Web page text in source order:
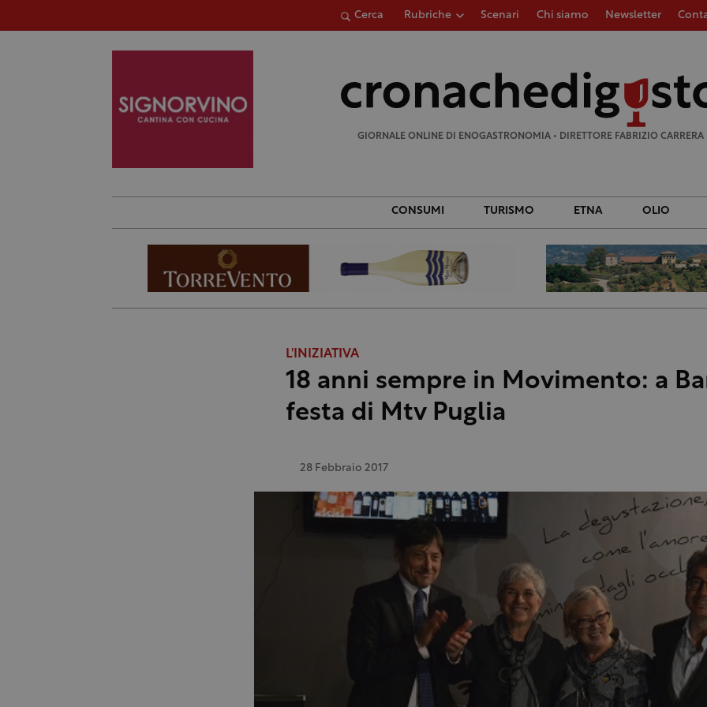
Cerca Rubriche Scenari Chi siamo Newsletter
GIORNALE ONLINE DI ENOGASTRONOMIA • DIRETTORE FABRIZIO CARRERA
CONSUMI TURISMO ETNA OLIO
L'INIZIATIVA
18 anni sempre in Movimento: a
festa di Mtv Puglia
28 Febbraio 2017